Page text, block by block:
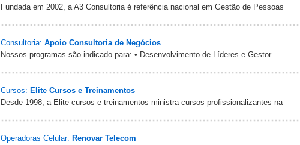
Fundada em 2002, a A3 Consultoria é referência nacional em Gestão de Pessoas
Consultoria: Apoio Consultoria de Negócios
Nossos programas são indicado para: • Desenvolvimento de Líderes e Gestor
Cursos: Elite Cursos e Treinamentos
Desde 1998, a Elite cursos e treinamentos ministra cursos profissionalizantes na
Operadoras Celular: Renovar Telecom